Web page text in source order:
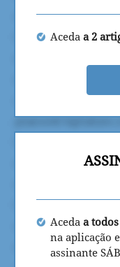
Aceda a 2
Aceda a
na aplicação
assinante